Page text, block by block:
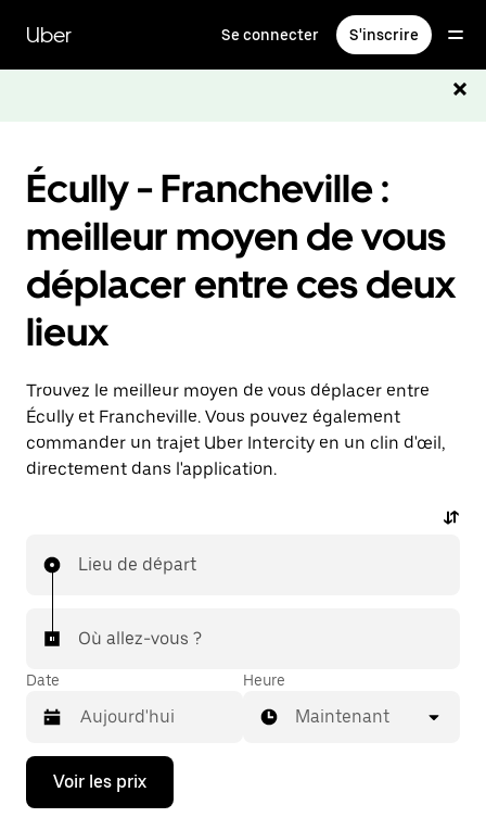
contenu
principal
Uber Se connecter S'inscrire
Écully - Francheville :
meilleur moyen de vous
déplacer entre ces deux
lieux
Trouvez le meilleur moyen de vous déplacer entre
Écully et Francheville. Vous pouvez également
commander un trajet Uber Intercity en un clin d'œil,
directement dans l'application.
Lieu de départ
Où allez-vous ?
Date
Appuyez
la
Heure
Maintenant
Voir les prix